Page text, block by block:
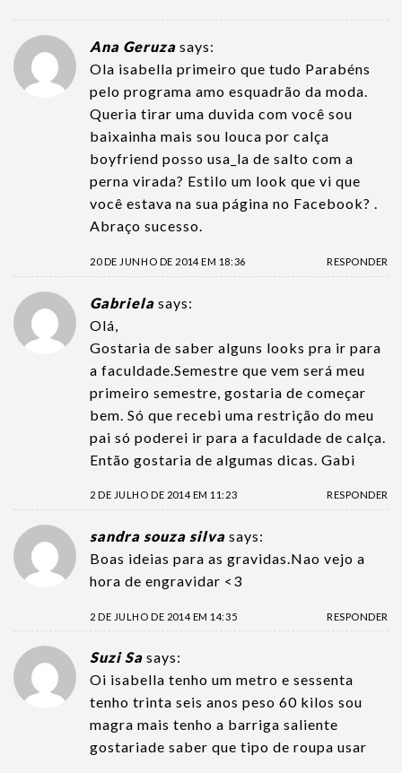
Ana Geruza says:
Ola isabella primeiro que tudo Parabéns
pelo programa amo esquadrão da moda.
Queria tirar uma duvida com você sou
baixainha mais sou louca por calça
boyfriend posso usa_la de salto com a
perna virada? Estilo um look que vi que
você estava na sua página no Facebook? .
Abraço sucesso.
20 DE JUNHO DE 2014 EM 18:36 RESPONDER
Gabriela says:
Olá,
Gostaria de saber alguns looks pra ir para
a faculdade.Semestre que vem será meu
primeiro semestre, gostaria de começar
bem. Só que recebi uma restrição do meu
pai só poderei ir para a faculdade de calça.
Então gostaria de algumas dicas. Gabi
2 DE JULHO DE 2014 EM 11:23 RESPONDER
sandra souza silva says:
Boas ideias para as gravidas.Nao vejo a
hora de engravidar <3
2 DE JULHO DE 2014 EM 14:35 RESPONDER
Suzi Sa says:
Oi isabella tenho um metro e sessenta
tenho trinta seis anos peso 60 kilos sou
magra mais tenho a barriga saliente
gostariade saber que tipo de roupa usar